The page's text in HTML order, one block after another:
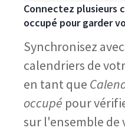
Connectez plusieurs
occupé pour garder
Synchronisez
calendriers de
en tant que
occupé pour
sur l'ensemble de